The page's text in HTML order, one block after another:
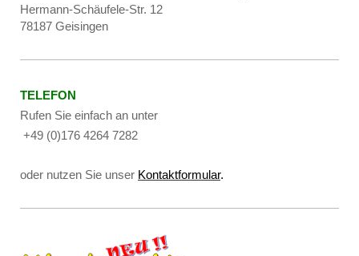
Hermann-Schäufele-Str. 12
78187 Geisingen
TELEFON
Rufen Sie einfach an unter
+49 (0)176 4264 7282
oder nutzen Sie unser Kontaktformular.